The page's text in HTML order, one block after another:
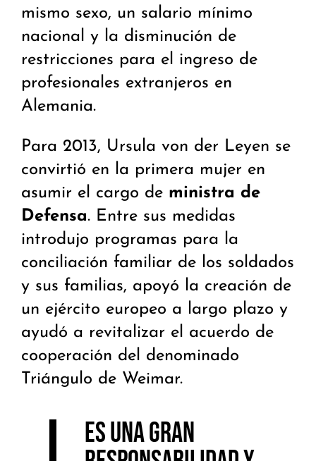
mismo sexo, un salario mínimo
nacional y la disminución de
restricciones para el ingreso de
profesionales extranjeros en
Alemania.
Para 2013, Ursula von der Leyen se
convirtió en la primera mujer en
asumir el cargo de ministra de
Defensa. Entre sus medidas
introdujo programas para la
conciliación familiar de los soldados
y sus familias, apoyó la creación de
un ejército europeo a largo plazo y
ayudó a revitalizar el acuerdo de
cooperación del denominado
Triángulo de Weimar.
Es una gran